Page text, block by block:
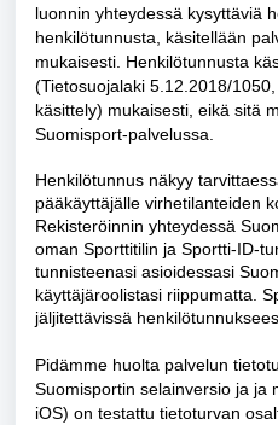
luonnin yhteydessä kysyttäviä
henkilötunnusta, käsitellään
mukaisesti. Henkilötunnusta
(Tietosuojalaki 5.12.2018/
käsittely) mukaisesti, eikä sitä
Suomisport-palvelussa.
Henkilötunnus näkyy
pääkäyttäjälle virhetilanteiden
Rekisteröinnin yhteydessä
oman Sporttitilin ja Sportti-ID-
tunnisteenasi asioidessasi
käyttäjäroolistasi riippumatta.
jäljitettävissä
Pidämme huolta palvelun
Suomisportin selainversio ja ja
iOS) on testattu tietoturvan